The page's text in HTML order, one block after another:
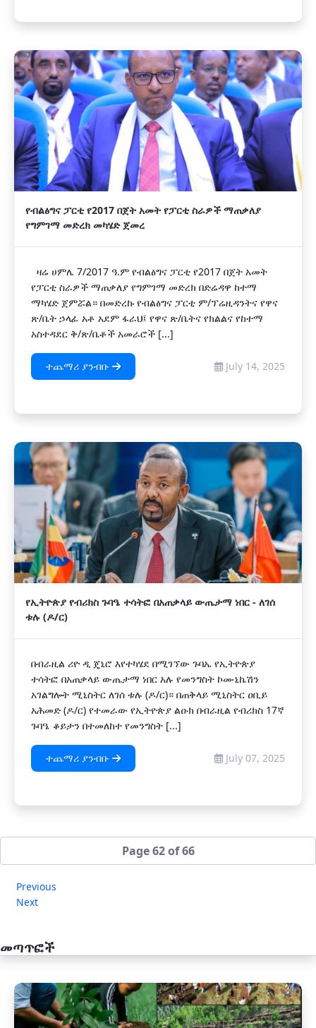
የብልፅግና ፓርቲ የ2017 በጀት አመት የፓርቲ ስራዎች ማጠቃለያ
የግምገማ መድረክ መካሄድ ጀመረ
ዛሬ ሀምሌ 7/2017 ዓ.ም የብልፅግና ፓርቲ የ2017 በጀት አመት
የፓርቲ ስራዎች ማጠቃለያ የግምገማ መድረክ በድሬዳዋ ከተማ
ማካሄድ ጀምሯል። በመድረኩ የብልፅግና ፓርቲ ም/ፕሬዚዳንትና የዋና
ጽ/ቤት ኃላፊ አቶ አደም ፋራህ፤ የዋና ጽ/ቤትና የክልልና የከተማ
አስተዳደር ቅ/ጽ/ቤቶች አመራሮች [...]
ተጨማሪ ያንብቡ July 14, 2025
የኢትዮጵያ የብሪክስ ጉባዔ ተሳትፎ በአጠቃላይ ውጤታማ ነበር - ለገሰ
ቱሉ (ዶ/ር)
በብራዚል ሪዮ ዲ ጄኒሮ እየተካሄደ በሚገኘው ጉባኤ የኢትዮጵያ
ተሳትፎ በአጠቃላይ ውጤታማ ነበር አሉ የመንግስት ኮሙኒኬሽን
አገልግሎት ሚኒስትር ለገሰ ቱሉ (ዶ/ር)። በጠቅላይ ሚኒስትር ዐቢይ
አሕመድ (ዶ/ር) የተመራው የኢትዮጵያ ልዑክ በብራዚል የብሪክስ 17ኛ
ጉባዔ ቆይታን በተመለከተ የመንግስት [...]
ተጨማሪ ያንብቡ July 07, 2025
Page 62 of 66
Previous
Next
መጣጥፎች
አዲስ